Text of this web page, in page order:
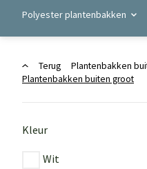
Polyester plantenbakken
Terug
Plantenbakken
Plantenbakken buiten groot
Kleur
Wit